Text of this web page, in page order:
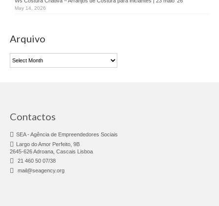
Consultoria
Investigação
Fábrica do Empreendedor
May 14, 2026
Arquivo
Contactos
SEA - Agência de Empreendedores Sociais
Largo do Amor Perfeito, 9B
2645-626 Adroana, Cascais Lisboa
21 460 50 07/38
mail@seagency.org